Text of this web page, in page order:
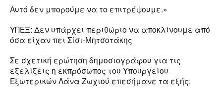
Αυτό δεν μπορούμε να το επιτρέψουμε.»
ΥΠΕΞ: Δεν υπάρχει περιθώριο να αποκλίνουμε από
όσα είχαν πει Σίσι-Μητσοτάκης
Σε σχετική ερώτηση δημοσιογράφου για τις
εξελίξεις η εκπρόσωπος του Υπουργείου
Εξωτερικών Λάνα Ζωχιού επεσήμανε τα εξής: